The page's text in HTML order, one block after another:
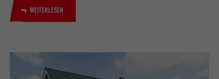
WEITERLESEN